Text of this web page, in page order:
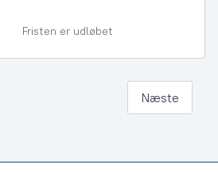
Fristen er udløbet
Næste